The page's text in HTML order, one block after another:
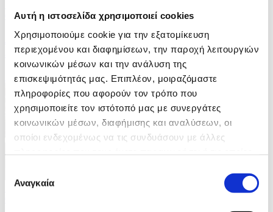
Αυτή η ιστοσελίδα χρησιμοποιεί cookies
Χρησιμοποιούμε cookie για την εξατομίκευση
περιεχομένου και διαφημίσεων, την παροχή λειτουργιών
κοινωνικών μέσων και την ανάλυση της
επισκεψιμότητάς μας. Επιπλέον, μοιραζόμαστε
πληροφορίες που αφορούν τον τρόπο που
χρησιμοποιείτε τον ιστότοπό μας με συνεργάτες
κοινωνικών μέσων, διαφήμισης και αναλύσεων, οι
οποίοι ενδεχομένως να τις συνδυάσουν με άλλες
των υπηρεσιών τους.
συγκατάθεσης
Αναγκαία
07/08/2026 15:34
Διαμαρτυρίες στην Αργεντινή για ν/σ που αφορά τις
εξώσεις
ID: 10707033
7 Φωτογραφίες